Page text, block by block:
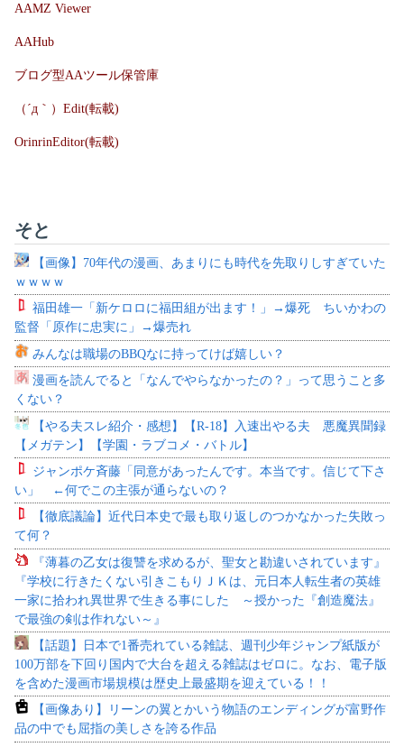
AAMZ Viewer
AAHub
ブログ型AAツール保管庫
（´д｀）Edit(転載)
OrinrinEditor(転載)
そと
【画像】70年代の漫画、あまりにも時代を先取りしすぎていた
ｗｗｗｗ
福田雄一「新ケロロに福田組が出ます！」→爆死 ちいかわの
監督「原作に忠実に」→爆売れ
みんなは職場のBBQなに持ってけば嬉しい？
漫画を読んでると「なんでやらなかったの？」って思うこと多
くない？
【やる夫スレ紹介・感想】【R-18】入速出やる夫 悪魔異聞録
【メガテン】【学園・ラブコメ・バトル】
ジャンポケ斉藤「同意があったんです。本当です。信じて下さ
い」 ←何でこの主張が通らないの？
【徹底議論】近代日本史で最も取り返しのつかなかった失敗っ
て何？
『薄暮の乙女は復讐を求めるが、聖女と勘違いされています』
『学校に行きたくない引きこもりＪＫは、元日本人転生者の英雄
一家に拾われ異世界で生きる事にした ～授かった『創造魔法』
で最強の剣は作れない～』
【話題】日本で1番売れている雑誌、週刊少年ジャンプ紙版が
100万部を下回り国内で大台を超える雑誌はゼロに。なお、電子版
を含めた漫画市場規模は歴史上最盛期を迎えている！！
【画像あり】リーンの翼とかいう物語のエンディングが富野作
品の中でも屈指の美しさを誇る作品